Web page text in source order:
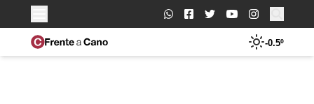
Buscar:
-0.5º